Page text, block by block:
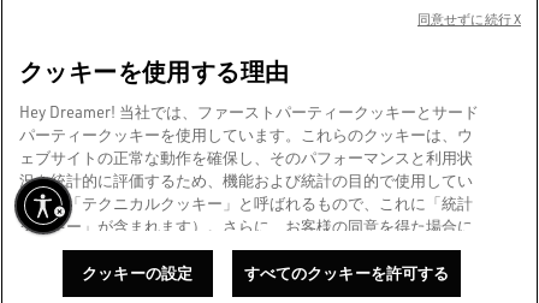
る
買物かごに追加する
企業情報
利用規約
お問い合わせ
スクリーンリーダーのご利用に際し、問題が発生していますか？
クッキーを使用する理由
Hey Dreamer! 当社では、ファーストパーティークッキーとサード
パーティークッキーを使用しています。これらのクッキーは、ウ
ェブサイトの正常な動作を確保し、そのパフォーマンスと利用状
況を統計的に評価するため、機能および統計の目的で使用してい
ます（「テクニカルクッキー」と呼ばれるもので、これに「統計
クッキー」が含まれます）。さらに、お客様の同意を得た場合に
限り、マーケティングおよびプロファイリングの目的でもクッキ
ーを使用します。これにより、お客様の関心や嗜好に応じてコン
テンツがパーソナライズされ、より充実したGoldenの体験をお楽
クッキーの設定 すべてのクッキーを許可する
同意せずに続行 X